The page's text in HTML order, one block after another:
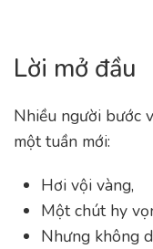
Lời mở đầu
Nhiều người bước
một tuần mới:
Hơi vội vàng,
Một chút hy
Nhưng không